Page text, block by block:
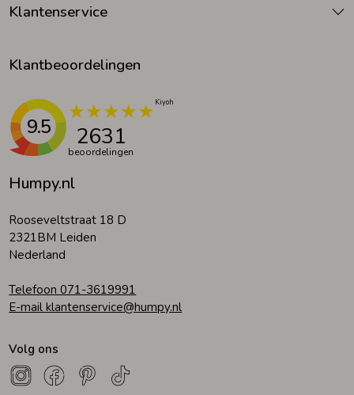
Humpy.nl
Rooseveltstraat 18 D
2321BM Leiden
Nederland
Telefoon 071-3619991
E-mail klantenservice@humpy.nl
Klantenservice
Klantbeoordelingen
9.5 2631
beoordelingen
Volg ons